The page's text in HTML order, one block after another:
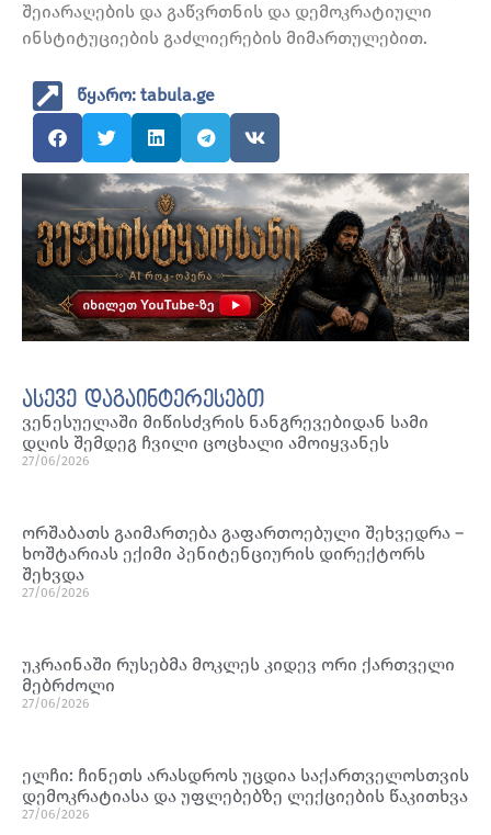
შეიარაღების და გაწვრთნის და დემოკრატიული
ინსტიტუციების გაძლიერების მიმართულებით.
წყარო: tabula.ge
ასევე დაგაინტერესებთ
ვენესუელაში მიწისძვრის ნანგრევებიდან სამი
დღის შემდეგ ჩვილი ცოცხალი ამოიყვანეს
27/06/2026
ორშაბათს გაიმართება გაფართოებული შეხვედრა –
ხოშტარიას ექიმი პენიტენციურის დირექტორს
შეხვდა
27/06/2026
უკრაინაში რუსებმა მოკლეს კიდევ ორი ქართველი
მებრძოლი
27/06/2026
ელჩი: ჩინეთს არასდროს უცდია საქართველოსთვის
დემოკრატიასა და უფლებებზე ლექციების წაკითხვა
27/06/2026